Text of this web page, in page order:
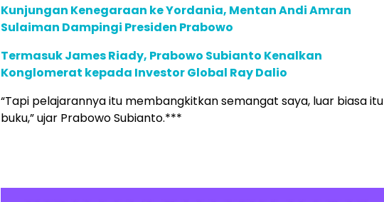
Kunjungan Kenegaraan ke Yordania, Mentan Andi Amran
Sulaiman Dampingi Presiden Prabowo
Termasuk James Riady, Prabowo Subianto Kenalkan
Konglomerat kepada Investor Global Ray Dalio
“Tapi pelajarannya itu membangkitkan semangat saya, luar biasa itu
buku,” ujar Prabowo Subianto.***